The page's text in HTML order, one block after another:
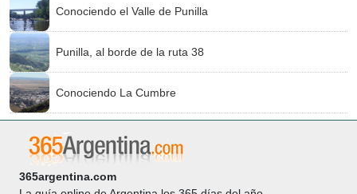
Conociendo el Valle de Punilla
Punilla, al borde de la ruta 38
Conociendo La Cumbre
365argentina.com